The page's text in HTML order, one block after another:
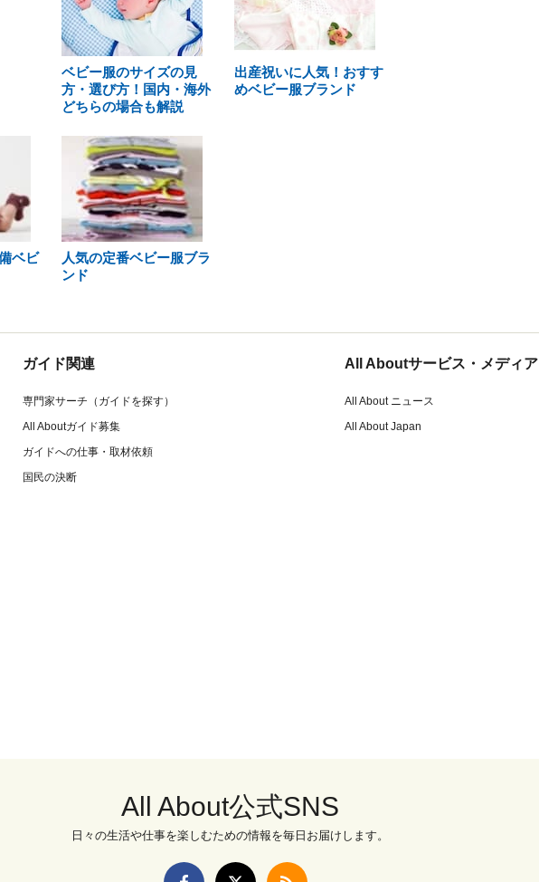
ベビー服のサイズの見
方・選び方！国内・海外
どちらの場合も解説
出産祝いに人気！おすす
めベビー服ブランド
ベビ
人気の定番ベビー服ブラ
ンド
ガイド関連
専門家サーチ（ガイドを探す）
All Aboutガイド募集
ガイドへの仕事・取材依頼
国民の決断
All Aboutサービス・メディア
All About ニュース
All About Japan
All About公式SNS
日々の生活や仕事を楽しむための情報を毎日お届けします。